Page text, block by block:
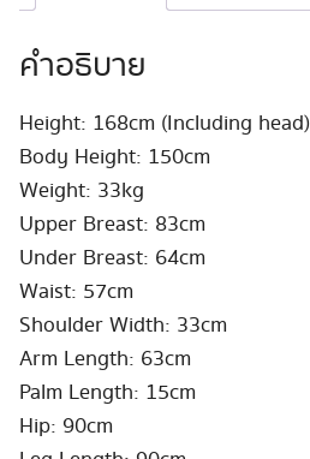
คำอธิบาย
Height: 168cm (Including head)
Body Height: 150cm
Weight: 33kg
Upper Breast: 83cm
Under Breast: 64cm
Waist: 57cm
Shoulder Width: 33cm
Arm Length: 63cm
Palm Length: 15cm
Hip: 90cm